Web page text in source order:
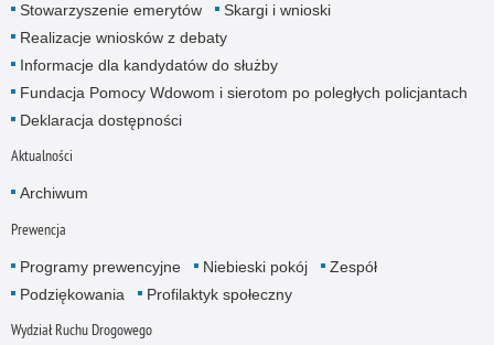
Stowarzyszenie emerytów
Skargi i wnioski
Realizacje wniosków z debaty
Informacje dla kandydatów do służby
Fundacja Pomocy Wdowom i sierotom po poległych policjantach
Deklaracja dostępności
Aktualności
Archiwum
Prewencja
Programy prewencyjne Niebieski pokój
Zespół
Podziękowania
Profilaktyk społeczny
Wydział Ruchu Drogowego